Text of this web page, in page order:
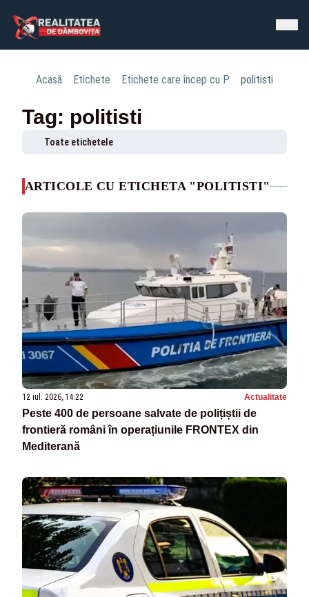
Acasă Etichete Etichete care încep cu P politisti
Tag: politisti
Toate etichetele
ARTICOLE CU ETICHETA "POLITISTI"
12 iul. 2026, 14:22 Actualitate
Peste 400 de persoane salvate de polițiștii de
frontieră români în operațiunile FRONTEX din
Mediterană